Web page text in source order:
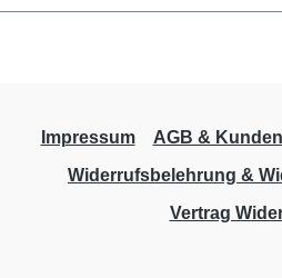
Impressum AGB &
Widerrufsbelehrung &
Vertrag